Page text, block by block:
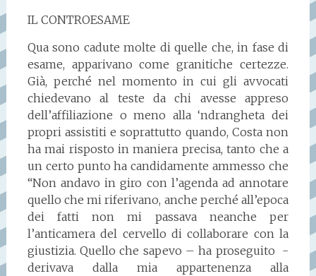
IL CONTROESAME
Qua sono cadute molte di quelle che, in fase di
esame, apparivano come granitiche certezze.
Già, perché nel momento in cui gli avvocati
chiedevano al teste da chi avesse appreso
dell’affiliazione o meno alla ‘ndrangheta dei
propri assistiti e soprattutto quando, Costa non
ha mai risposto in maniera precisa, tanto che a
un certo punto ha candidamente ammesso che
“Non andavo in giro con l’agenda ad annotare
quello che mi riferivano, anche perché all’epoca
dei fatti non mi passava neanche per
l’anticamera del cervello di collaborare con la
giustizia. Quello che sapevo – ha proseguito -
derivava dalla mia appartenenza alla